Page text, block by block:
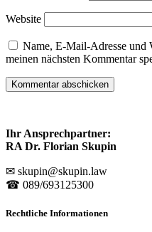
Website
Name, E-Mail-Adresse und
meinen nächsten Kommentar
Ihr Ansprechpartner:
RA Dr. Florian Skupin
✉ skupin@skupin.law
☎ 089/693125300
Rechtliche Informationen